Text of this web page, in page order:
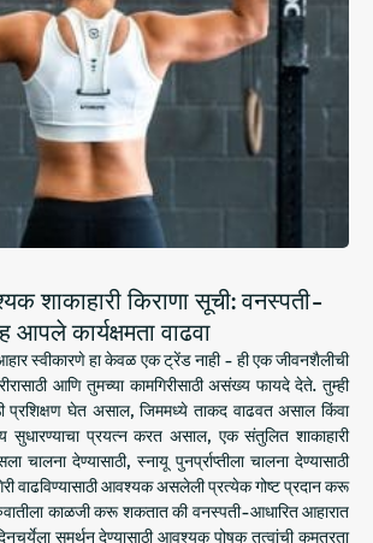
शाकाहारी किराणा सूची: वनस्पती-
कार्यक्षमता वाढवा
स्वीकारणे हा केवळ एक ट्रेंड नाही - ही एक जीवनशैलीची
आणि तुमच्या कामगिरीसाठी असंख्य फायदे देते. तुम्ही
प्रशिक्षण घेत असाल, जिममध्ये ताकद वाढवत असाल किंवा
प्रयत्न करत असाल, एक संतुलित शाकाहारी
चालना देण्यासाठी, स्नायू पुनर्प्राप्तीला चालना देण्यासाठी
वाढविण्यासाठी आवश्यक असलेली प्रत्येक गोष्ट प्रदान करू
काळजी करू शकतात की वनस्पती-आधारित आहारात
समर्थन देण्यासाठी आवश्यक पोषक तत्वांची कमतरता